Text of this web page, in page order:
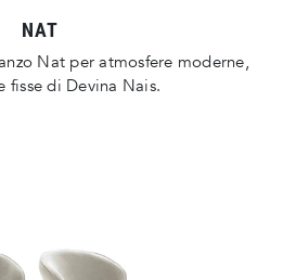
NAT
Nat per atmosfere moderne,
fisse di Devina Nais.